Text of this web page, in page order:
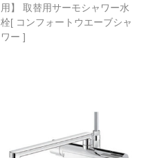
用】 取替用サーモシャワー水
栓[ コンフォートウエーブシャ
ワー ]